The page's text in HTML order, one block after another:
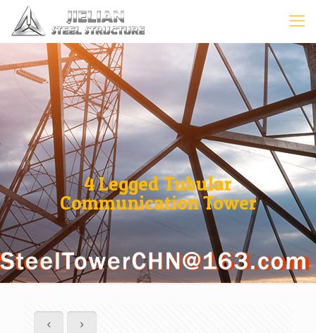
4 Legged Tubular
Communication Tower